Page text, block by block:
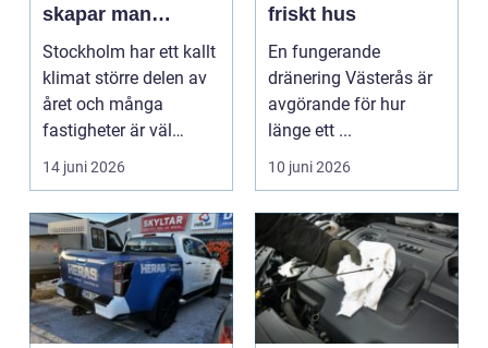
skapar man
hälsosam och
energieffektiv
inomhusluft
Stockholm har ett kallt
klimat större delen av
året och många
fastigheter är väl
isolerade för att s...
14 juni 2026
friskt hus
En fungerande
dränering Västerås är
avgörande för hur
länge ett ...
10 juni 2026